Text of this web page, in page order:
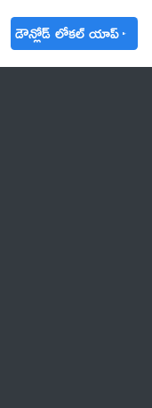
డౌన్లోడ్ లోకల్ యాప్